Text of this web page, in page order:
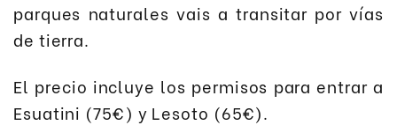
parques naturales vais a transitar por vías
de tierra.
El precio incluye los permisos para entrar a
Esuatini (75€) y Lesoto (65€).